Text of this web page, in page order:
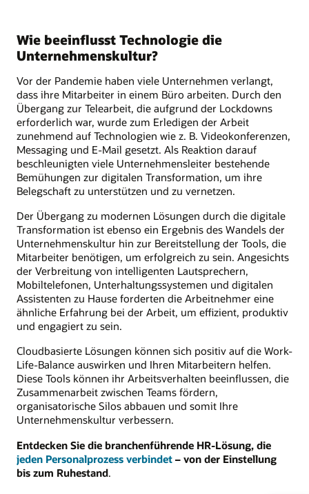
Wie beeinflusst Technologie die
Unternehmenskultur?
Vor der Pandemie haben viele Unternehmen verlangt,
dass ihre Mitarbeiter in einem Büro arbeiten. Durch den
Übergang zur Telearbeit, die aufgrund der Lockdowns
erforderlich war, wurde zum Erledigen der Arbeit
zunehmend auf Technologien wie z. B. Videokonferenzen,
Messaging und E-Mail gesetzt. Als Reaktion darauf
beschleunigten viele Unternehmensleiter bestehende
Bemühungen zur digitalen Transformation, um ihre
Belegschaft zu unterstützen und zu vernetzen.
Der Übergang zu modernen Lösungen durch die digitale
Transformation ist ebenso ein Ergebnis des Wandels der
Unternehmenskultur hin zur Bereitstellung der Tools, die
Mitarbeiter benötigen, um erfolgreich zu sein. Angesichts
der Verbreitung von intelligenten Lautsprechern,
Mobiltelefonen, Unterhaltungssystemen und digitalen
Assistenten zu Hause forderten die Arbeitnehmer eine
ähnliche Erfahrung bei der Arbeit, um effizient, produktiv
und engagiert zu sein.
Cloudbasierte Lösungen können sich positiv auf die Work-
Life-Balance auswirken und Ihren Mitarbeitern helfen.
Diese Tools können ihr Arbeitsverhalten beeinflussen, die
Zusammenarbeit zwischen Teams fördern,
organisatorische Silos abbauen und somit Ihre
Unternehmenskultur verbessern.
Entdecken Sie die branchenführende HR-Lösung, die
jeden Personalprozess verbindet – von der Einstellung
bis zum Ruhestand.